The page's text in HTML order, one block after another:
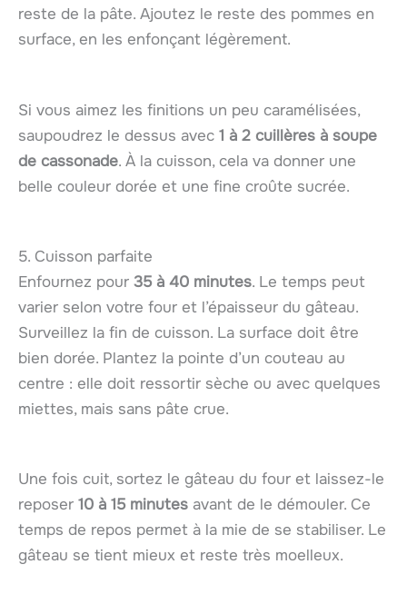
reste de la pâte. Ajoutez le reste des pommes en
surface, en les enfonçant légèrement.
Si vous aimez les finitions un peu caramélisées,
saupoudrez le dessus avec 1 à 2 cuillères à soupe
de cassonade. À la cuisson, cela va donner une
belle couleur dorée et une fine croûte sucrée.
5. Cuisson parfaite
Enfournez pour 35 à 40 minutes. Le temps peut
varier selon votre four et l’épaisseur du gâteau.
Surveillez la fin de cuisson. La surface doit être
bien dorée. Plantez la pointe d’un couteau au
centre : elle doit ressortir sèche ou avec quelques
miettes, mais sans pâte crue.
Une fois cuit, sortez le gâteau du four et laissez-le
reposer 10 à 15 minutes avant de le démouler. Ce
temps de repos permet à la mie de se stabiliser. Le
gâteau se tient mieux et reste très moelleux.